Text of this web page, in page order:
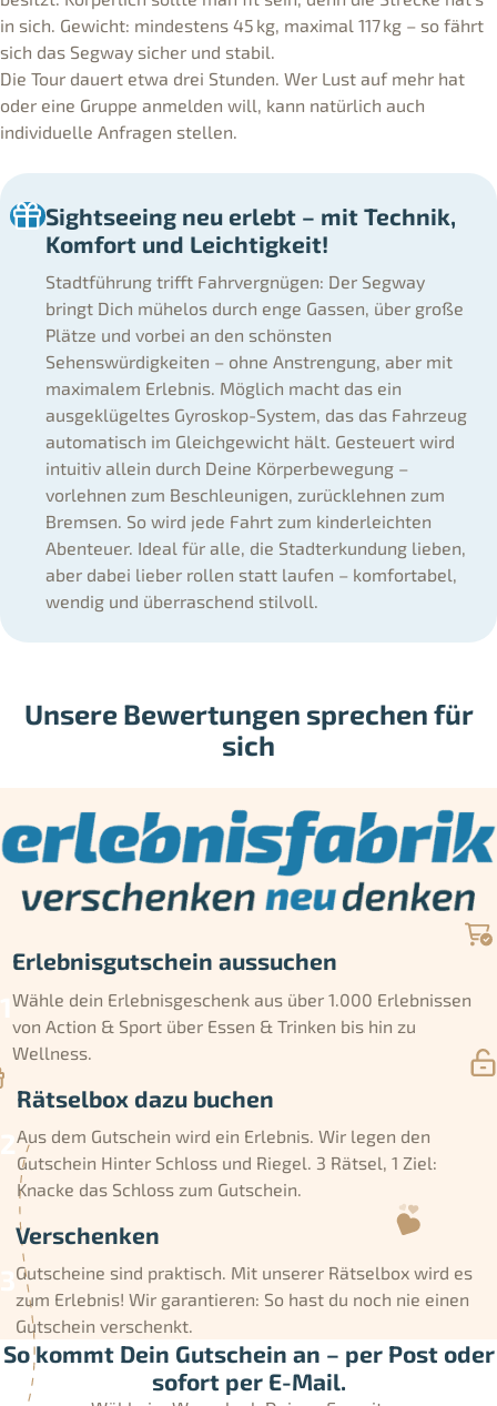
in sich. Gewicht: mindestens 45 kg, maximal 117 kg – so fährt
sich das Segway sicher und stabil.
Die Tour dauert etwa drei Stunden. Wer Lust auf mehr hat
oder eine Gruppe anmelden will, kann natürlich auch
individuelle Anfragen stellen.
Sightseeing neu erlebt – mit Technik,
Komfort und Leichtigkeit!
Stadtführung trifft Fahrvergnügen: Der Segway
bringt Dich mühelos durch enge Gassen, über große
Plätze und vorbei an den schönsten
Sehenswürdigkeiten – ohne Anstrengung, aber mit
maximalem Erlebnis. Möglich macht das ein
ausgeklügeltes Gyroskop-System, das das Fahrzeug
automatisch im Gleichgewicht hält. Gesteuert wird
intuitiv allein durch Deine Körperbewegung –
vorlehnen zum Beschleunigen, zurücklehnen zum
Bremsen. So wird jede Fahrt zum kinderleichten
Abenteuer. Ideal für alle, die Stadterkundung lieben,
aber dabei lieber rollen statt laufen – komfortabel,
wendig und überraschend stilvoll.
Unsere Bewertungen sprechen für
sich
Erlebnisgutschein aussuchen
Wähle dein Erlebnisgeschenk aus über 1.000 Erlebnissen
von Action & Sport über Essen & Trinken bis hin zu
Wellness.
Rätselbox dazu buchen
Aus dem Gutschein wird ein Erlebnis. Wir legen den
Gutschein Hinter Schloss und Riegel. 3 Rätsel, 1 Ziel:
Knacke das Schloss zum Gutschein.
Verschenken
Gutscheine sind praktisch. Mit unserer Rätselbox wird es
zum Erlebnis! Wir garantieren: So hast du noch nie einen
Gutschein verschenkt.
So kommt Dein Gutschein an – per Post oder
sofort per E-Mail.